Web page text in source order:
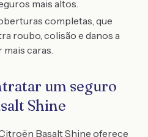
mais altos.
completas, que
roubo, colisão e danos a
caras.
um seguro
Shine
Basalt Shine oferece